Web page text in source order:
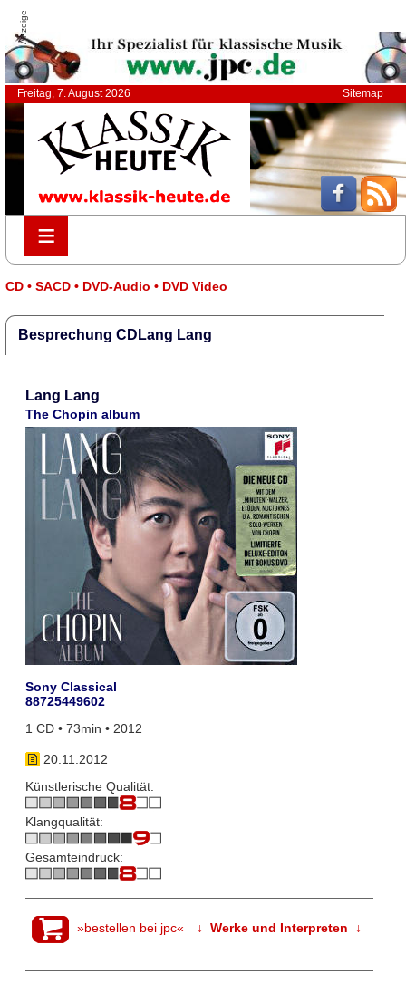
Anzeige
Freitag, 7. August 2026 Sitemap
≡
≡
CD • SACD • DVD-Audio • DVD Video
Besprechung CDLang Lang
Lang Lang
The Chopin album
Sony Classical
88725449602
1 CD • 73min • 2012
20.11.2012
Künstlerische Qualität:
Klangqualität:
Gesamteindruck:
»bestellen bei jpc« ↓ Werke und Interpreten ↓